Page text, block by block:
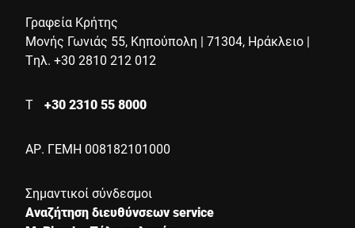
Γραφεία Κρήτης
Μονής Γωνιάς 55, Κηπούπολη | 71304, Ηράκλειο |
Τηλ. +30 2810 212 012
Τ +30 2310 55 8000
ΑΡ. ΓΕΜΗ 008182101000
Σημαντικοί σύνδεσμοι
Αναζήτηση διευθύνσεων service